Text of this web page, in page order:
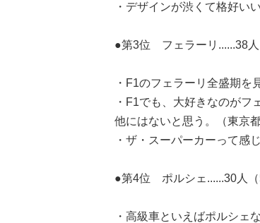
・デザインが渋くて格好い
●第3位 フェラーリ......38人
・F1のフェラーリ全盛期を
・F1でも、大好きなのがフ
他にはないと思う。（東京
・ザ・スーパーカーって感
●第4位 ポルシェ......30人（
・高級車といえばポルシェ